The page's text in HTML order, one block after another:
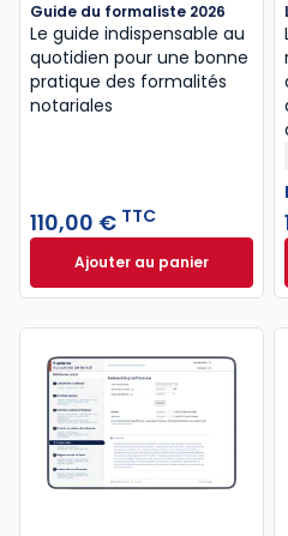
Guide du formaliste 2026
Le guide indispensable au
quotidien pour une bonne
pratique des formalités
notariales
110,00 € TTC
Ajouter au panier
Guide du